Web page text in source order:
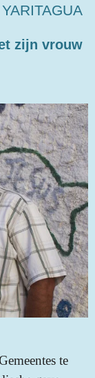
zijn vrouw
te